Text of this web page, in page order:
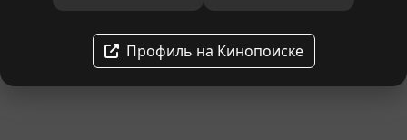
Профиль на Кинопоиске